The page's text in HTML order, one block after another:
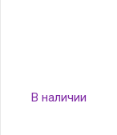
Набор из
Bio 1,4
В наличии